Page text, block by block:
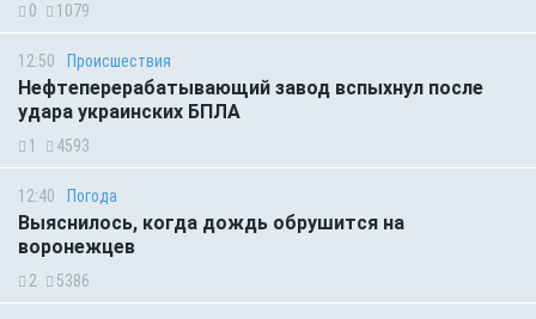
0 1079
12:50 Происшествия
Нефтеперерабатывающий завод вспыхнул после
удара украинских БПЛА
1 4593
12:40 Погода
Выяснилось, когда дождь обрушится на
воронежцев
2 5386